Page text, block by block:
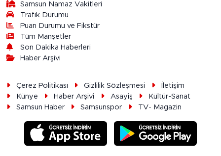
Samsun Namaz Vakitleri
Trafik Durumu
Puan Durumu ve Fikstür
Tüm Manşetler
Son Dakika Haberleri
Haber Arşivi
Çerez Politikası Gizlilik Sözleşmesi
İletişim
Künye
Haber Arşivi Asayiş
Kültür-Sanat
Samsun Haber
Samsunspor TV- Magazin